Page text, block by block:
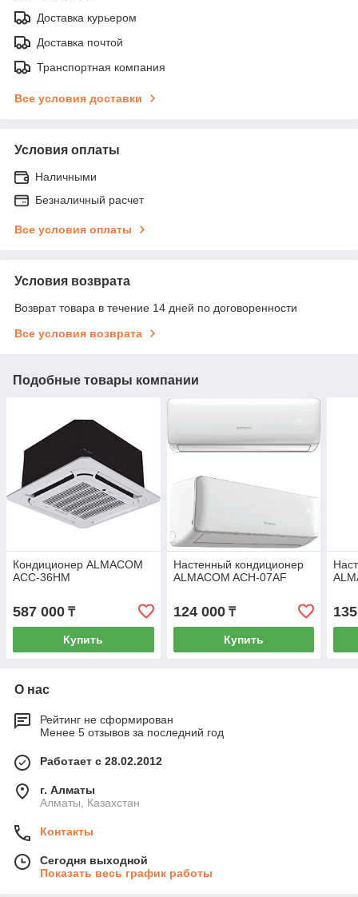
Доставка курьером
Доставка почтой
Транспортная компания
Все условия доставки
Условия оплаты
Наличными
Безналичный расчет
Все условия оплаты
Условия возврата
Возврат товара в течение 14 дней по договоренности
Все условия возврата
Подобные товары компании
Кондиционер ALMACOM
ACC-36HM
587 000 ₸
Купить
Настенный кондиционер
ALMACOM ACH-07AF
124 000₸
Купить
О нас
Рейтинг не сформирован
Менее 5 отзывов за последний год
Работает с 28.02.2012
г. Алматы
Алматы, Казахстан
Контакты
Сегодня выходной
Показать весь график работы